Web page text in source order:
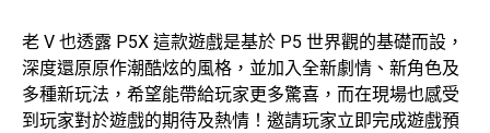
老 V 也透露 P5X 這款遊戲是基於 P5 世界觀的基礎而設，
深度還原原作潮酷炫的風格，並加入全新劇情、新角色及
多種新玩法，希望能帶給玩家更多驚喜，而在現場也感受
到玩家對於遊戲的期待及熱情！邀請玩家立即完成遊戲預